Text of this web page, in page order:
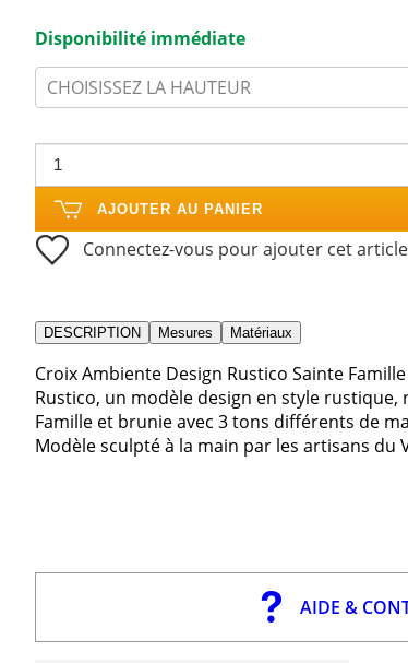
Disponibilité immédiate
CHOISISSEZ LA HAUTEUR
AJOUTER AU PANIER
Connectez-vous pour ajouter cet
DESCRIPTION Mesures Matériaux
Croix Ambiente Design Rustico Sainte
Rustico, un modèle design en style
Famille et brunie avec 3 tons différents de
Modèle sculpté à la main par les artisans du
AIDE &